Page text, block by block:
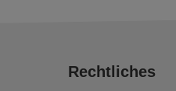
Rechtliches